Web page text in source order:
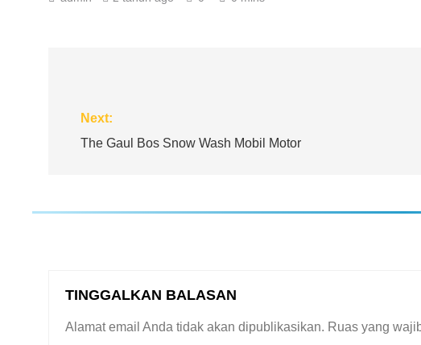
Next:
The Gaul Bos Snow Wash Mobil Motor
TINGGALKAN BALASAN
Alamat email Anda tidak akan dipublikasikan. Ruas yang